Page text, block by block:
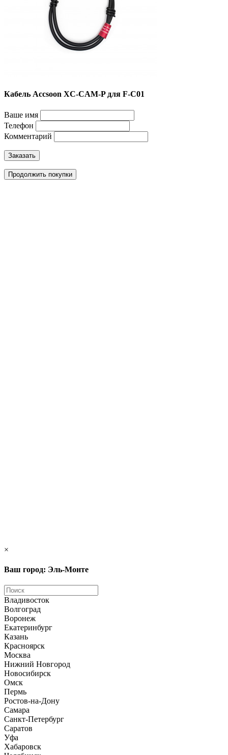
Кабель Accsoon XC-CAM-P для F-C01
Ваше имя
Телефон
Комментарий
Заказать
Продолжить покупки
×
Ваш город: Эль-Монте
Владивосток
Волгоград
Воронеж
Екатеринбург
Казань
Красноярск
Москва
Нижний Новгород
Новосибирск
Омск
Пермь
Ростов-на-Дону
Самара
Санкт-Петербург
Саратов
Уфа
Хабаровск